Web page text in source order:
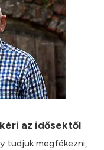
az idősektől
tudjuk megfékezni,